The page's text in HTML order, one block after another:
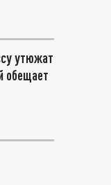
утюжат
обещает